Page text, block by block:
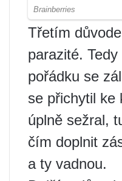
Třetím
parazité.
pořádku se
se přichytil ke
úplně sežral,
čím doplnit
a ty vadnou.